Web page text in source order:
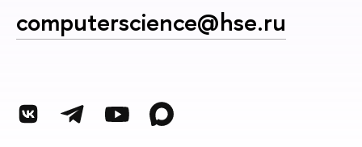
computerscience@hse.ru